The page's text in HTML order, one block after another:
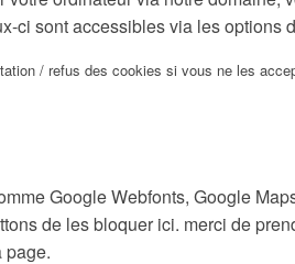
ci sont accessibles via les options
/ refus des cookies si vous ne les
Google Webfonts, Google
de les bloquer ici. merci de
page.